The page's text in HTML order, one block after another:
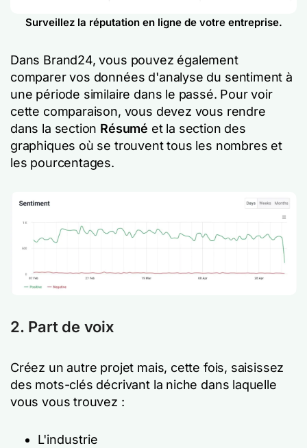
Surveillez la réputation en ligne de votre entreprise.
Dans Brand24, vous pouvez également
comparer vos données d'analyse du sentiment à
une période similaire dans le passé. Pour voir
cette comparaison, vous devez vous rendre
dans la section Résumé et la section des
graphiques où se trouvent tous les nombres et
les pourcentages.
2. Part de voix
Créez un autre projet mais, cette fois, saisissez
des mots-clés décrivant la niche dans laquelle
vous vous trouvez :
L'industrie